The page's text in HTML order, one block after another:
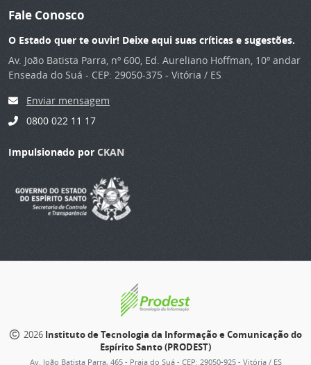
Fale Conosco
O Estado quer te ouvir! Deixe aqui suas críticas e sugestões.
Av. João Batista Parra, nº 600, Ed. Aureliano Hoffman, 10º andar
Enseada do Suá - CEP: 29050-375 - Vitória / ES
Enviar mensagem
0800 022 11 17
Impulsionado por CKAN
2026 Instituto de Tecnologia da Informação e Comunicação do
Espírito Santo (PRODEST)
Av. João Batista Parra, 465 - Praia do Suá - CEP: 29050-925 - Vitória / ES